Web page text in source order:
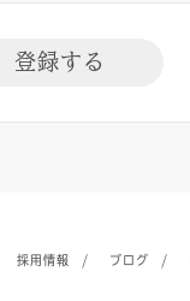
登録する
採用情報 ブログ